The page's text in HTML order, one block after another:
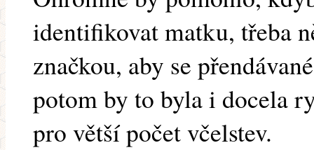
identifikovat matku, třeba
značkou, aby se
potom by to byla i docela
pro větší počet včelstev.